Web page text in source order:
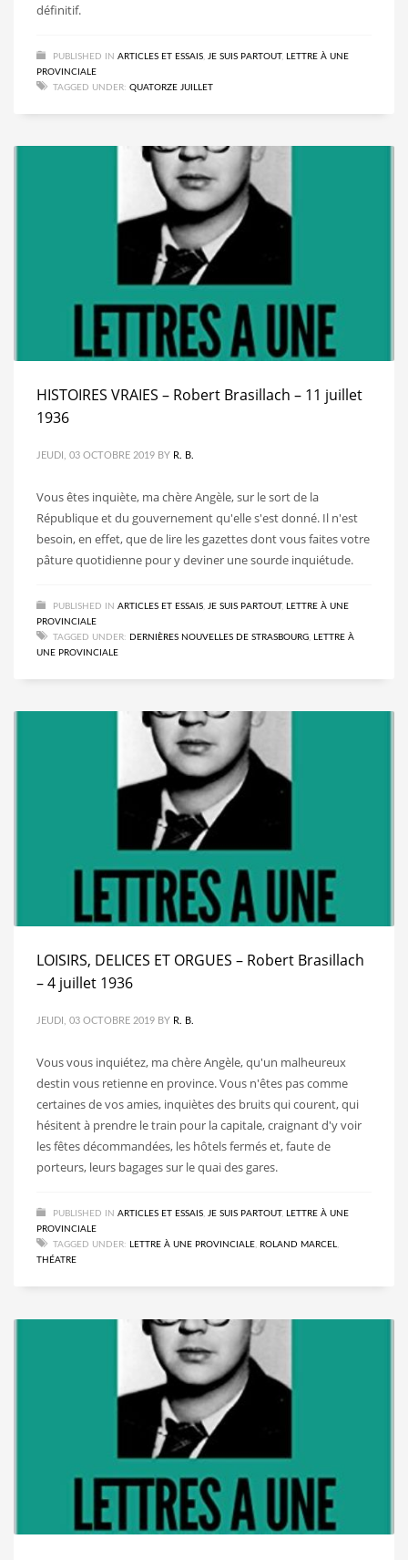
définitif.
PUBLISHED IN ARTICLES ET ESSAIS JE SUIS PARTOUT,
LETTRE À UNE
PROVINCIALE
TAGGED UNDER: QUATORZE JUILLET
HISTOIRES VRAIES – Robert Brasillach – 11 juillet
1936
JEUDI, 03 OCTOBRE 2019 BY R. B.
Vous êtes inquiète, ma chère Angèle, sur le sort de la
République et du gouvernement qu'elle s'est donné. Il n'est
besoin, en effet, que de lire les gazettes dont vous faites votre
pâture quotidienne pour y deviner une sourde inquiétude.
PUBLISHED IN ARTICLES ET ESSAIS JE SUIS PARTOUT,
LETTRE À UNE
PROVINCIALE
TAGGED UNDER: DERNIÈRES NOUVELLES DE STRASBOURG
LETTRE À
UNE PROVINCIALE
LOISIRS, DELICES ET ORGUES – Robert Brasillach
– 4 juillet 1936
JEUDI, 03 OCTOBRE 2019 BY R. B.
Vous vous inquiétez, ma chère Angèle, qu'un malheureux
destin vous retienne en province. Vous n'êtes pas comme
certaines de vos amies, inquiètes des bruits qui courent, qui
hésitent à prendre le train pour la capitale, craignant d'y voir
les fêtes décommandées, les hôtels fermés et, faute de
porteurs, leurs bagages sur le quai des gares.
PUBLISHED IN ARTICLES ET ESSAIS JE SUIS PARTOUT,
LETTRE À UNE
PROVINCIALE
TAGGED UNDER:
LETTRE À UNE PROVINCIALE ROLAND MARCEL
THÉATRE